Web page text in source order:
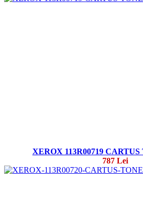
XEROX 113R00719
787 Lei